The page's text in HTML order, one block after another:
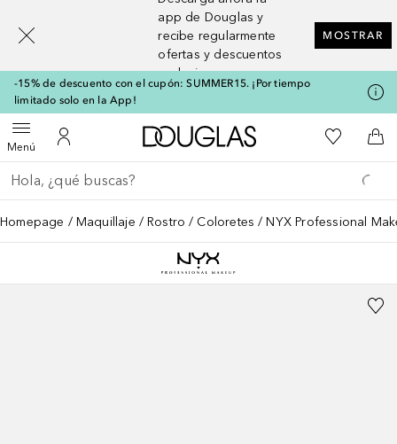
app de Douglas y
recibe regularmente
ofertas y descuentos
exclusivos
MOSTRAR
-15% de descuento con el cupón: SUMMER15. ¡Por tiempo
limitado solo en la App!
MenúAbrir menúMi cuenta
A Douglas HomeMi lista de
A
Regresar
Ejecutar búsqueda
Homepage Maquillaje Rostro Coloretes NYX Professional
[navigation.slideout.screenreader]